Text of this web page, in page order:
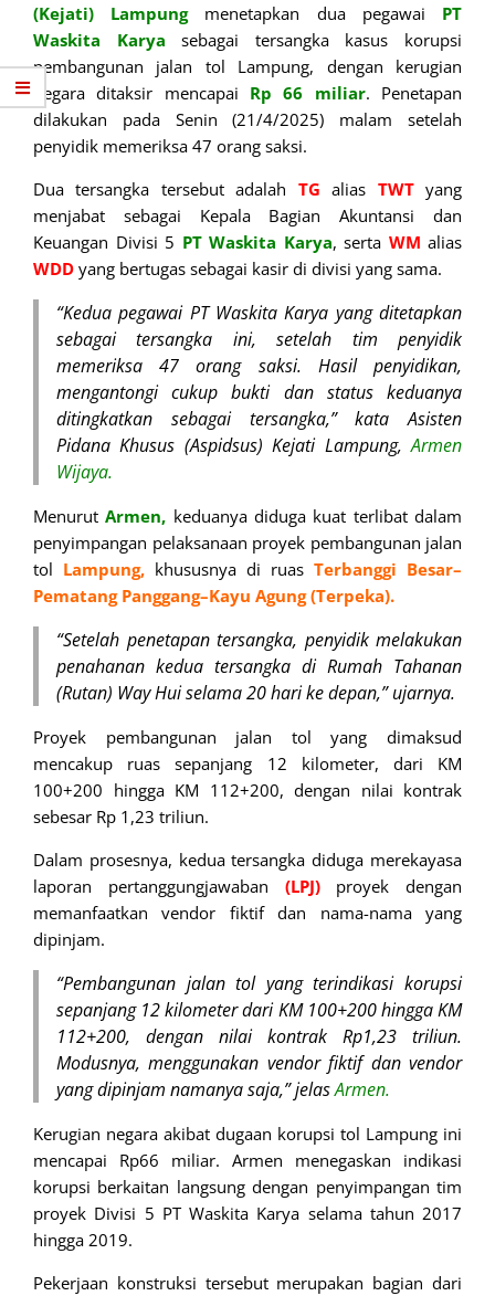
(Kejati) Lampungmenetapkan dua pegawai PT
Waskita Karya
sebagai tersangka kasus korupsi
pembangunan jalan tol Lampung, dengan kerugian
negara ditaksir mencapai Rp 66 miliar. Penetapan
dilakukan pada Senin (21/4/2025) malam setelah
penyidik memeriksa 47 orang saksi.
Dua tersangka tersebut adalah TG alias TWTyang
menjabat sebagai Kepala Bagian Akuntansi dan
Keuangan Divisi 5 PT Waskita Karya, serta WM alias
WDD yang bertugas sebagai kasir di divisi yang sama.
“Kedua pegawai PT Waskita Karya yang ditetapkan
sebagai tersangka ini, setelah tim penyidik
memeriksa 47 orang saksi. Hasil penyidikan,
mengantongi cukup bukti dan status keduanya
ditingkatkan sebagai tersangka,” kata Asisten
Pidana Khusus (Aspidsus) Kejati Lampung,Armen
Wijaya.
MenurutArmen, keduanya diduga kuat terlibat dalam
penyimpangan pelaksanaan proyek pembangunan jalan
tol Lampung, khususnya di ruas Terbanggi Besar–
Pematang Panggang–Kayu Agung (Terpeka).
“Setelah penetapan tersangka, penyidik melakukan
penahanan kedua tersangka di Rumah Tahanan
(Rutan) Way Hui selama 20 hari ke depan,” ujarnya.
Proyek pembangunan jalan tol yang dimaksud
mencakup ruas sepanjang 12 kilometer, dari KM
100+200 hingga KM 112+200, dengan nilai kontrak
sebesar Rp 1,23 triliun.
Dalam prosesnya, kedua tersangka diduga merekayasa
laporan pertanggungjawaban (LPJ)proyek dengan
memanfaatkan vendor fiktif dan nama-nama yang
dipinjam.
“Pembangunan jalan tol yang terindikasi korupsi
sepanjang 12 kilometer dari KM 100+200 hingga KM
112+200, dengan nilai kontrak Rp1,23 triliun.
Modusnya, menggunakan vendor fiktif dan vendor
yang dipinjam namanya saja,” jelasArmen.
Kerugian negara akibat dugaan korupsi tol Lampung ini
mencapai Rp66 miliar. Armen menegaskan indikasi
korupsi berkaitan langsung dengan penyimpangan tim
proyek Divisi 5 PT Waskita Karya selama tahun 2017
hingga 2019.
Pekerjaan konstruksi tersebut merupakan bagian dari